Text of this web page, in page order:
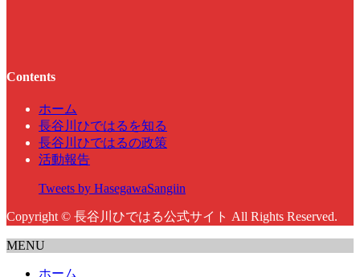
Contents
ホーム
長谷川ひではるを知る
長谷川ひではるの政策
活動報告
Tweets by HasegawaSangiin
Copyright © 長谷川ひではる公式サイト All Rights Reserved.
MENU
ホーム